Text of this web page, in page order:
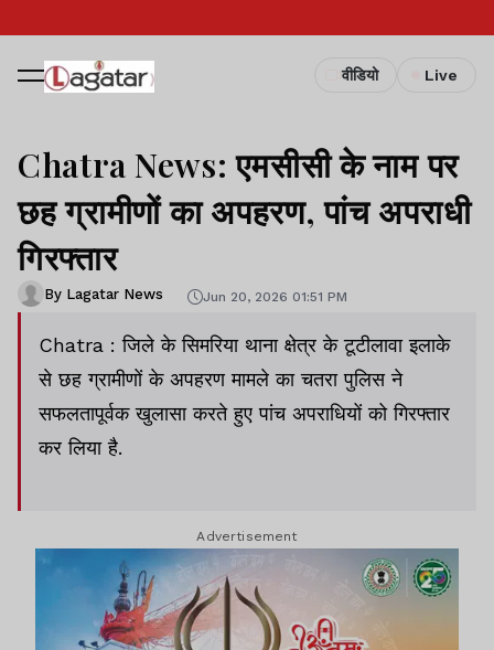
वीडियो Live
Chatra News: एमसीसी के नाम पर
छह ग्रामीणों का अपहरण, पांच अपराधी
गिरफ्तार
By Lagatar News Jun 20, 2026 01:51 PM
Chatra : जिले के सिमरिया थाना क्षेत्र के टूटीलावा इलाके
से छह ग्रामीणों के अपहरण मामले का चतरा पुलिस ने
सफलतापूर्वक खुलासा करते हुए पांच अपराधियों को गिरफ्तार
कर लिया है.
Advertisement